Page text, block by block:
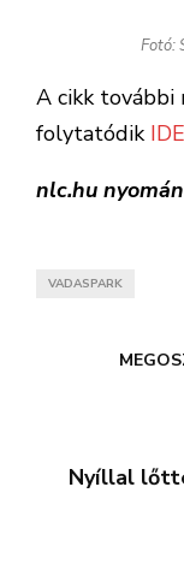
Fotó:
A cikk további
folytatódik
nlc.hu
VADASPARK
Nyíllal